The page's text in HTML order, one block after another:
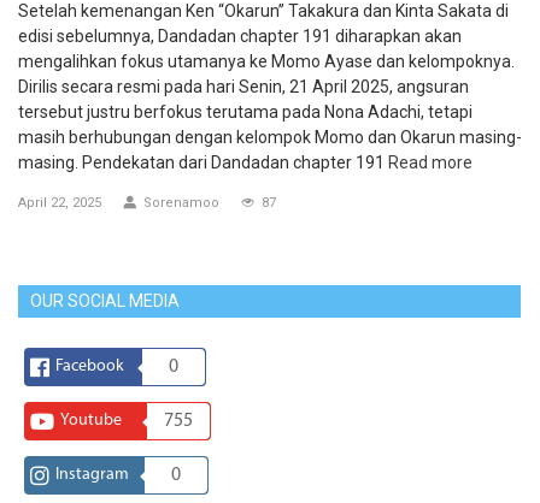
Setelah kemenangan Ken “Okarun” Takakura dan Kinta Sakata di
edisi sebelumnya, Dandadan chapter 191 diharapkan akan
mengalihkan fokus utamanya ke Momo Ayase dan kelompoknya.
Dirilis secara resmi pada hari Senin, 21 April 2025, angsuran
tersebut justru berfokus terutama pada Nona Adachi, tetapi
masih berhubungan dengan kelompok Momo dan Okarun masing-
masing. Pendekatan dari Dandadan chapter 191 Read more
April 22, 2025 Sorenamoo 87
OUR SOCIAL MEDIA
Facebook 0
Youtube 755
Instagram 0